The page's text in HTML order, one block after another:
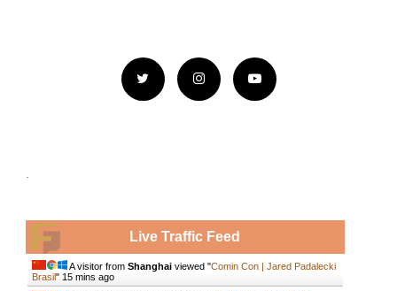
.
Live Traffic Feed
A visitor from Shanghaiviewed "Comin Con | Jared Padalecki
Brasil" 15 mins ago